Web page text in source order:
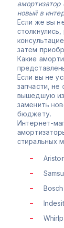
новый в
Если же вы
затем
Какие
Если вы не
запчасти, не
вышедшую
заменить
бюджету.
Интернет-
стиральных
Bosch
Indesit